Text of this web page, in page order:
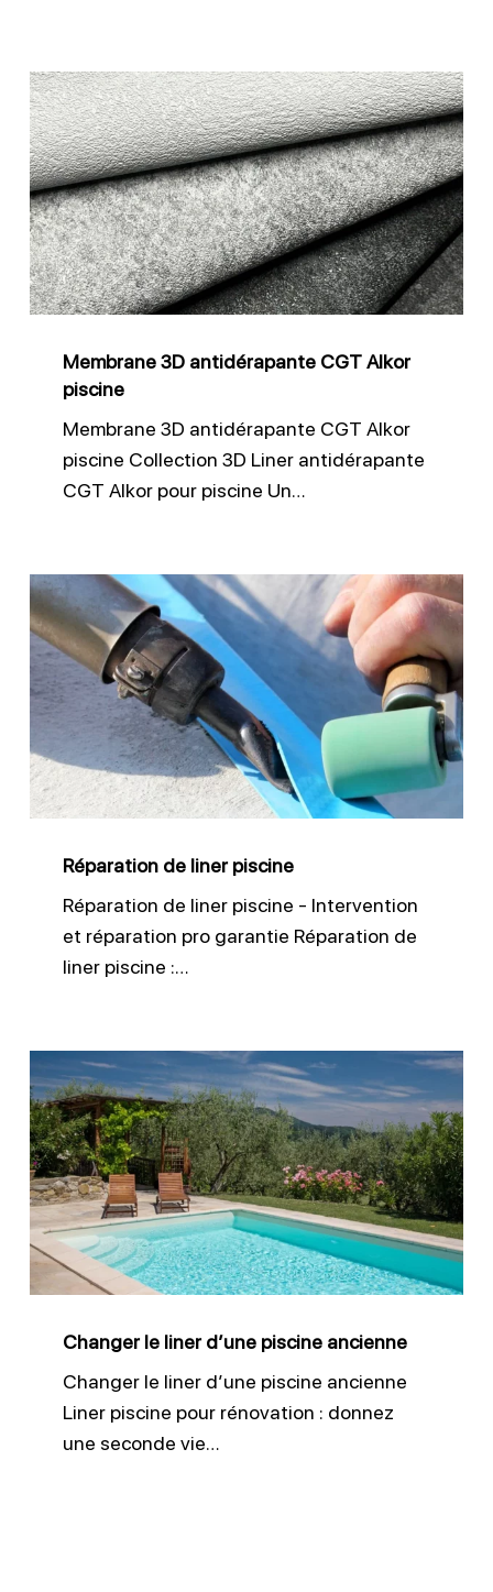
Membrane
3D
antidérapante
CGT
Alkor
piscine
Membrane 3D antidérapante CGT Alkor
piscine
Membrane 3D antidérapante CGT Alkor
piscine Collection 3D Liner antidérapante
CGT Alkor pour piscine Un…
Réparation
de
liner
piscine
Réparation de liner piscine
Réparation de liner piscine - Intervention
et réparation pro garantie Réparation de
liner piscine :…
Changer
le
liner
d’une
piscine
ancienne
Changer le liner d’une piscine ancienne
Changer le liner d’une piscine ancienne
Liner piscine pour rénovation : donnez
une seconde vie…